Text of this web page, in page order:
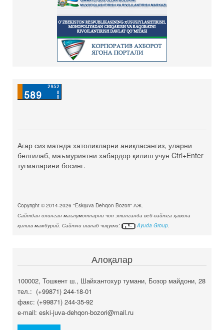
Агар сиз матнда хатоликларни аниқласангиз, уларни
белгилаб, маъмуриятни хабардор қилиш учун Ctrl+Enter
тугмаларини босинг.
Copyright © 2014-2026 "Eskijuva Dehqon Bozori" АЖ.
Сайтдан олинган маълумотларни чоп этилганда веб-сайтга ҳавола
қилиш мажбурий. Сайтни ишлаб чиқувчи:
Ayuda Group.
Алоқалар
100002, Тошкент ш., Шайхантохур тумани, Бозор майдони, 28
тел.: (+99871) 244-18-01
факс: (+99871) 244-35-92
e-mail: eski-juva-dehqon-bozori@mail.ru